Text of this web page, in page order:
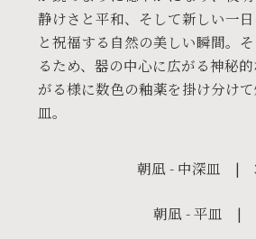
静けさと平和、そして新しい一
と祝福する自然の美しい瞬間。
るため、器の中心に広がる神秘
がる様に数色の釉薬を掛け分け
皿。
朝凪 - 中深皿 |
朝凪 - 平皿 |